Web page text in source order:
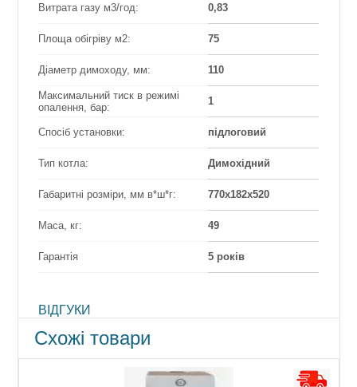
Витрата газу м3/год: 0,83
Площа обігріву м2: 75
Діаметр димоходу, мм: 110
Максимальний тиск в режимі
опалення, бар:
1
Спосіб установки: підлоговий
Тип котла: Димохідний
Габаритні розміри, мм в*ш*г: 770х182х520
Маса, кг: 49
Гарантія 5 років
ВІДГУКИ
Схожі товари